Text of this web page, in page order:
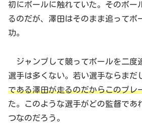
初にボールに触れていた。そのボー
るのだが、澤田はそのまま追ってボ
功。
ジャンプして競ってボールを二度
選手は多くない。若い選手ならまだ
である澤田が走るのだからこのプレ
た。このような選手がどの監督であ
つなのだろう。